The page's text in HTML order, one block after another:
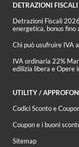
DETRAZIONI
Detrazioni Fiscali
energetica, bonus fino
Chi può usufruire IVA
IVA ordinaria 22%
edilizia libera e Opere
UTILITY /
Codici Sconto e
Coupon e i buoni
Sitemap